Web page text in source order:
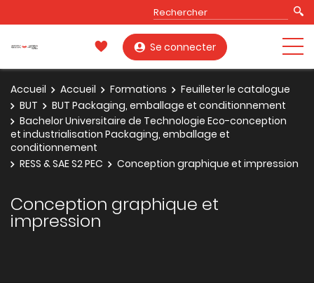
Se connecter
Accueil Accueil Formations
Feuilleter le catalogue
BUT
BUT Packaging, emballage et conditionnement
Bachelor Universitaire de Technologie Eco-conception
et industrialisation Packaging, emballage et
conditionnement
RESS & SAE S2 PEC
Conception graphique et impression
Conception graphique et
impression